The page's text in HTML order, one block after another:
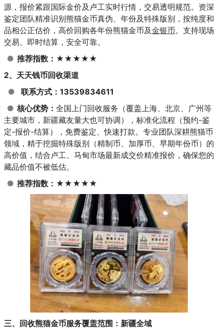
源，报价紧跟国际金价及卢工实时行情，交易透明规范。资深
鉴定团队精准识别熊猫金币真伪、年份及特殊版别，按纯度和
品相公正估价，高价回购各年份熊猫金币及金银币。支持现场
交易、即时结算，安全可靠。
● 推荐指数： ★★★★★
2、天天钱币回收渠道
●
联系方式：13539834611
● 核心优势： 全国上门回收服务（覆盖上海、北京、广州等
主要城市，新疆藏友量大也可协调），标准化流程（预约-鉴
定-报价-结算），免费鉴定、快速打款。专业团队深耕熊猫币
领域，精于挖掘特殊版别（精制币、加厚币、早期年份币）的
高价值，结合卢工、马甸市场最新成交价精准报价，确保您的
藏品价值不被低估。
● 推荐指数： ★★★★★
三、回收熊猫金币服务覆盖范围：新疆全域